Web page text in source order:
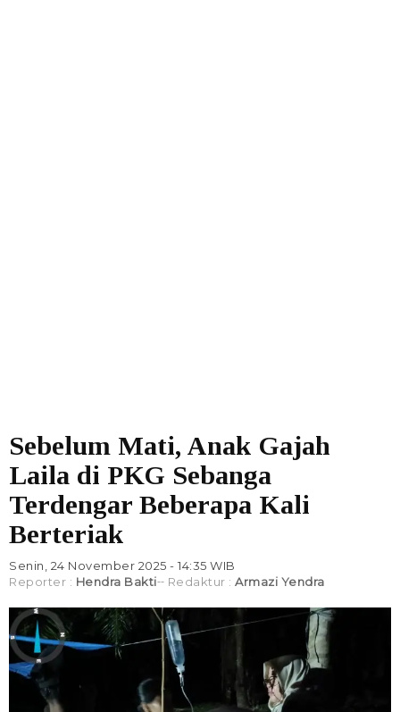
Sebelum Mati, Anak Gajah
Laila di PKG Sebanga
Terdengar Beberapa Kali
Berteriak
Senin, 24 November 2025 - 14:35 WIB
Reporter : Hendra Bakti Redaktur : Armazi Yendra